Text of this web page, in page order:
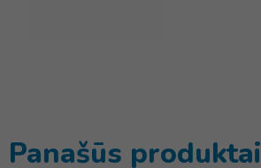
Panašūs produktai